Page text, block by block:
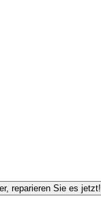
reparieren Sie es jetzt!